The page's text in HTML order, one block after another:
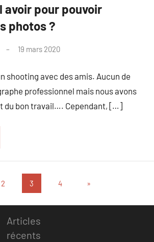
avoir pour pouvoir
photos ?
19 mars 2020
shooting avec des amis. Aucun de
professionnel mais nous avons
du bon travail…. Cependant, […]
2 3 4
Articles
»
Articles
récents